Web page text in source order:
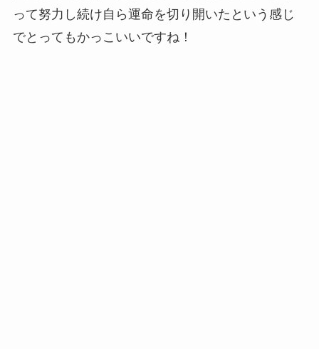
って努力し続け自ら運命を切り開いたという感じ
でとってもかっこいいですね！